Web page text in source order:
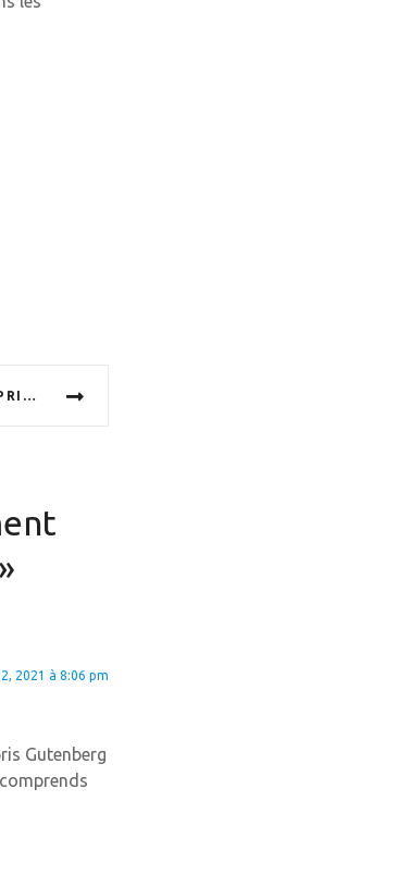
COMMENT CRÉER UN TABLEAU DE PRIX À L'AIDE DE CITADELA
»
2021 à 8:06 pm
Gutenberg